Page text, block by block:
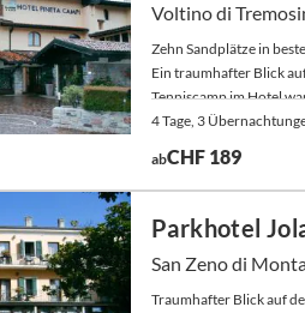
Voltino di
Zehn Sandplätze in
Ein traumhafter Blick
Tenniscamp im Hotel
4 Tage, 3
abCHF 189
Parkhotel
San Zeno di
Traumhafter Blick auf